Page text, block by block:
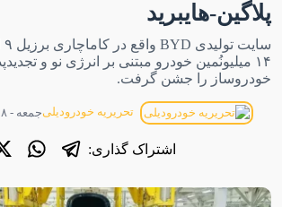
پلاگین-هایبرید
خودروساز را جشن گرفت.
تحریریه خودرودیلیجمعه - ۱۸ مهر ۱۴۰۴ - ۱۳:۵۴
اشتراک گذاری: